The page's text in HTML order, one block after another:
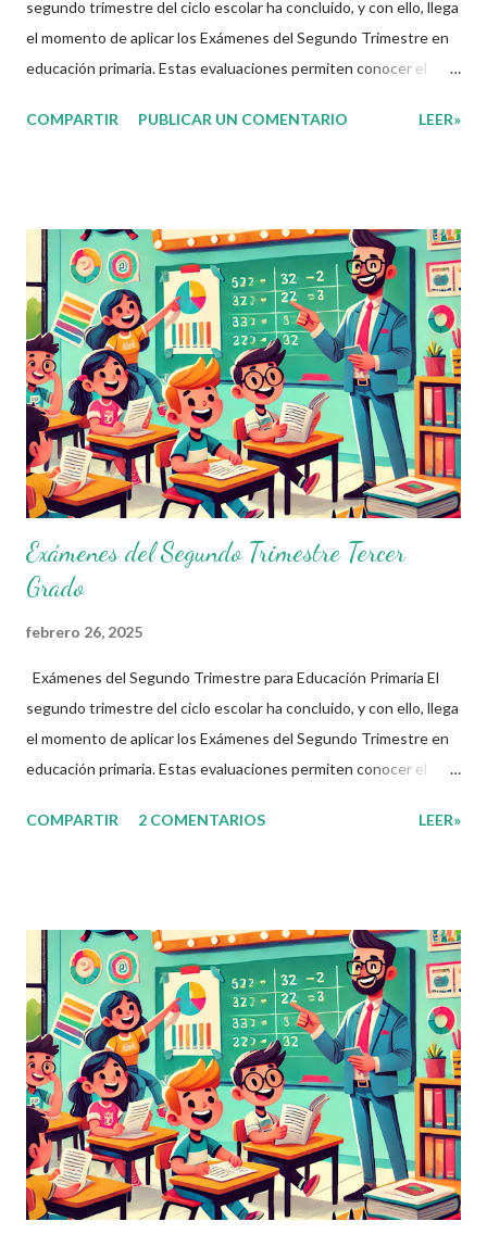
segundo trimestre del ciclo escolar ha concluido, y con ello, llega
el momento de aplicar los Exámenes del Segundo Trimestre en
educación primaria. Estas evaluaciones permiten conocer el
establecidos en el nuevo plan de estudios: Lenguajes Saberes y
en el aprendizaje de sus estudiantes. Compartimos los
Exámenes del Segundo Trimestre Con el objetivo de apoyar a la
comunidad educativa, ponemos a su disposición los Exámenes
del Segundo Trimestre para todos los grados de educación
primaria. Estos materiales han sido elaborados por el Profe Díaz ,
un docente comprometido con la educación que
constantemente comparte material didáctico de gran calidad.
Agradecemos prof...
COMPARTIR PUBLICAR UN COMENTARIO LEER»
Exámenes del Segundo Trimestre Tercer
Grado
febrero 26, 2025
Exámenes del Segundo Trimestre para Educación Primaria El
segundo trimestre del ciclo escolar ha concluido, y con ello, llega
el momento de aplicar los Exámenes del Segundo Trimestre en
educación primaria. Estas evaluaciones permiten conocer el
establecidos en el nuevo plan de estudios: Lenguajes Saberes y
en el aprendizaje de sus estudiantes. Compartimos los
Exámenes del Segundo Trimestre Con el objetivo de apoyar a la
comunidad educativa, ponemos a su disposición los Exámenes
del Segundo Trimestre para todos los grados de educación
primaria. Estos materiales han sido elaborados por el Profe Díaz ,
un docente comprometido con la educación que
constantemente comparte material didáctico de gran calidad.
Agradecemos prof...
COMPARTIR 2 COMENTARIOS LEER»